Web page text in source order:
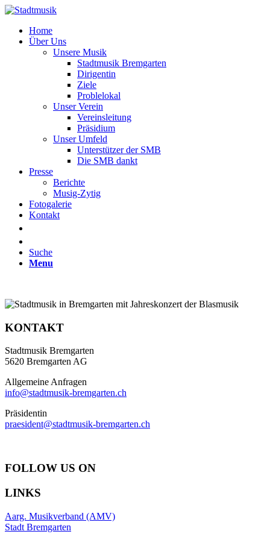
Home
Über Uns
Unsere Musik
Stadtmusik Bremgarten
Dirigentin
Ziele
Problelokal
Unser Verein
Vereinsleitung
Präsidium
Unser Umfeld
Unterstützer der SMB
Die SMB dankt
Presse
Berichte
Musig-Zytig
Fotogalerie
Kontakt
Suche
Menu
KONTAKT
Stadtmusik Bremgarten
5620 Bremgarten AG
Allgemeine Anfragen
info@stadtmusik-bremgarten.ch
Präsidentin
praesident@stadtmusik-bremgarten.ch
FOLLOW US ON
LINKS
Aarg. Musikverband (AMV)
Stadt Bremgarten